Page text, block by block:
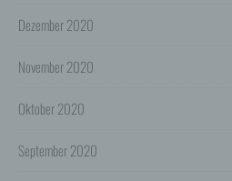
Dezember 2020
November 2020
Oktober 2020
September 2020
- Die Zurverfügungstellung,
- Die Gewährleistung eines
Wir übermitteln die Daten der
an einen Zahlungsdienstleister)